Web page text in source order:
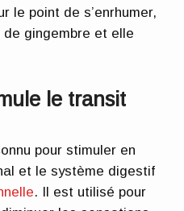
le point de s’enrhumer,
gingembre et elle
le transit
pour stimuler en
et le système digestif
. Il est utilisé pour